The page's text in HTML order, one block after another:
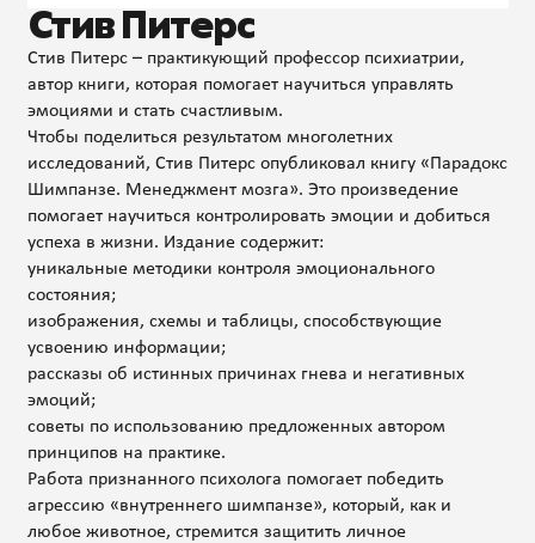
Стив Питерс
Стив Питерс – практикующий профессор психиатрии,
автор книги, которая помогает научиться управлять
эмоциями и стать счастливым.
Чтобы поделиться результатом многолетних
исследований, Стив Питерс опубликовал книгу «Парадокс
Шимпанзе. Менеджмент мозга». Это произведение
помогает научиться контролировать эмоции и добиться
успеха в жизни. Издание содержит:
уникальные методики контроля эмоционального
состояния;
изображения, схемы и таблицы, способствующие
усвоению информации;
рассказы об истинных причинах гнева и негативных
эмоций;
советы по использованию предложенных автором
принципов на практике.
Работа признанного психолога помогает победить
агрессию «внутреннего шимпанзе», который, как и
любое животное, стремится защитить личное